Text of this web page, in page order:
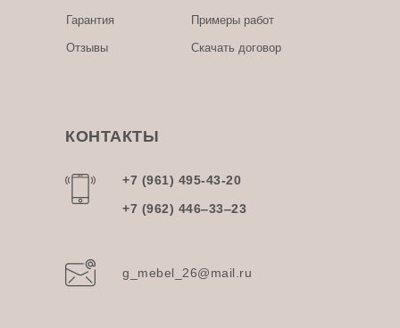
Примеры работ
Скачать договор
Гарантия
Отзывы
+7 (962) 446‒33‒23
g_mebel_26@mail.ru
+7 (961) 495-43-20
КОНТАКТЫ